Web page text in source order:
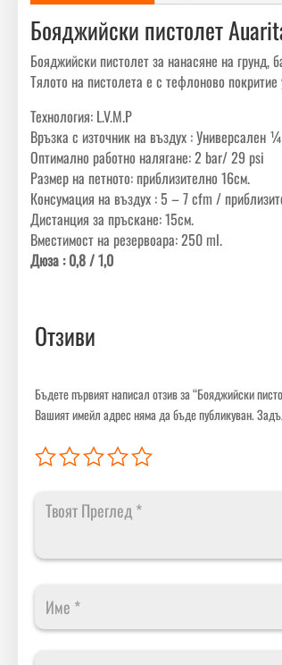
Бояджийски пистолет
Бояджийски пистолет за нанасяне на грунд,
Тялото на пистолета е с тефлоново
Технология: L.V.M.P
Връзка с източник на въздух : Универсален
Оптимално работно налягане: 2 bar/ 29 psi
Размер на петното: приблизително 16см.
Консумация на въздух : 5 – 7 cfm /
Дистанция за пръскане: 15см.
Вместимост на резервоара: 250 ml.
Дюза : 0,8 / 1,0
Отзиви
Бъдете първият написал отзив за “Бояджийски
Вашият имейл адрес няма да бъде публикуван.